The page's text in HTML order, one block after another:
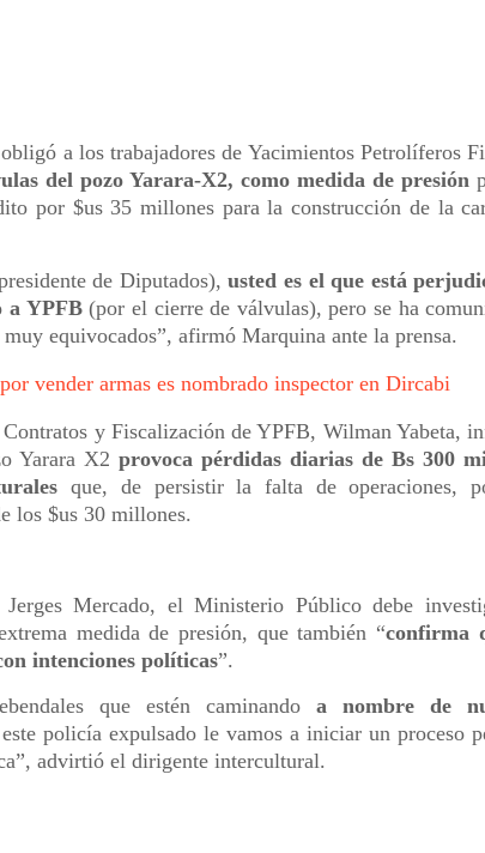
a los trabajadores de Yacimientos Petrolíferos
del pozo Yarara-X2, como medida de presión
por $us 35 millones para la construcción de la
de Diputados),usted es el que está
a YPFB(por el cierre de válvulas), pero se ha
equivocados”, afirmó Marquina ante la prensa.
vender armas es nombrado inspector en Dircabi
y Fiscalización de YPFB, Wilman Yabeta,
Yarara X2 provoca pérdidas diarias de Bs 300
que, de persistir la falta de operaciones,
los $us 30 millones.
Mercado, el Ministerio Público debe
medida de presión, que también “confirma
intenciones políticas”.
que estén caminandoa nombre de
policía expulsado le vamos a iniciar un proceso
advirtió el dirigente intercultural.